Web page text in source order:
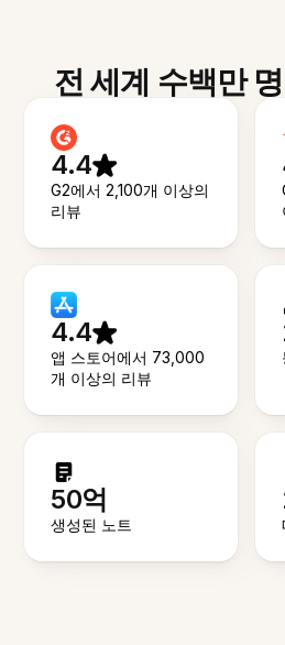
전 세계 수백만
4.4
G2에서 2,100개 이상의
리뷰
4.4
앱 스토어에서 73,000
개 이상의 리뷰
50억
생성된 노트